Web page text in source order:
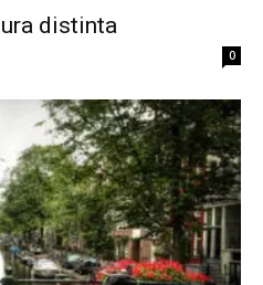
distinta
0